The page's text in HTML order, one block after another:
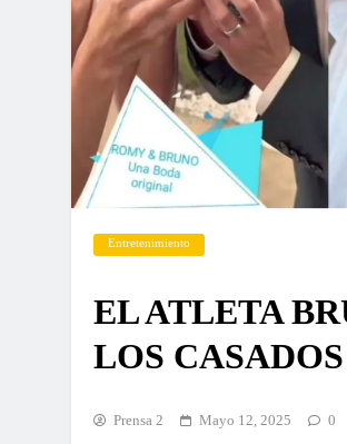
Entretenimiento
EL ATLETA
LOS CASADOS
Prensa 2 Mayo 12, 2025 0